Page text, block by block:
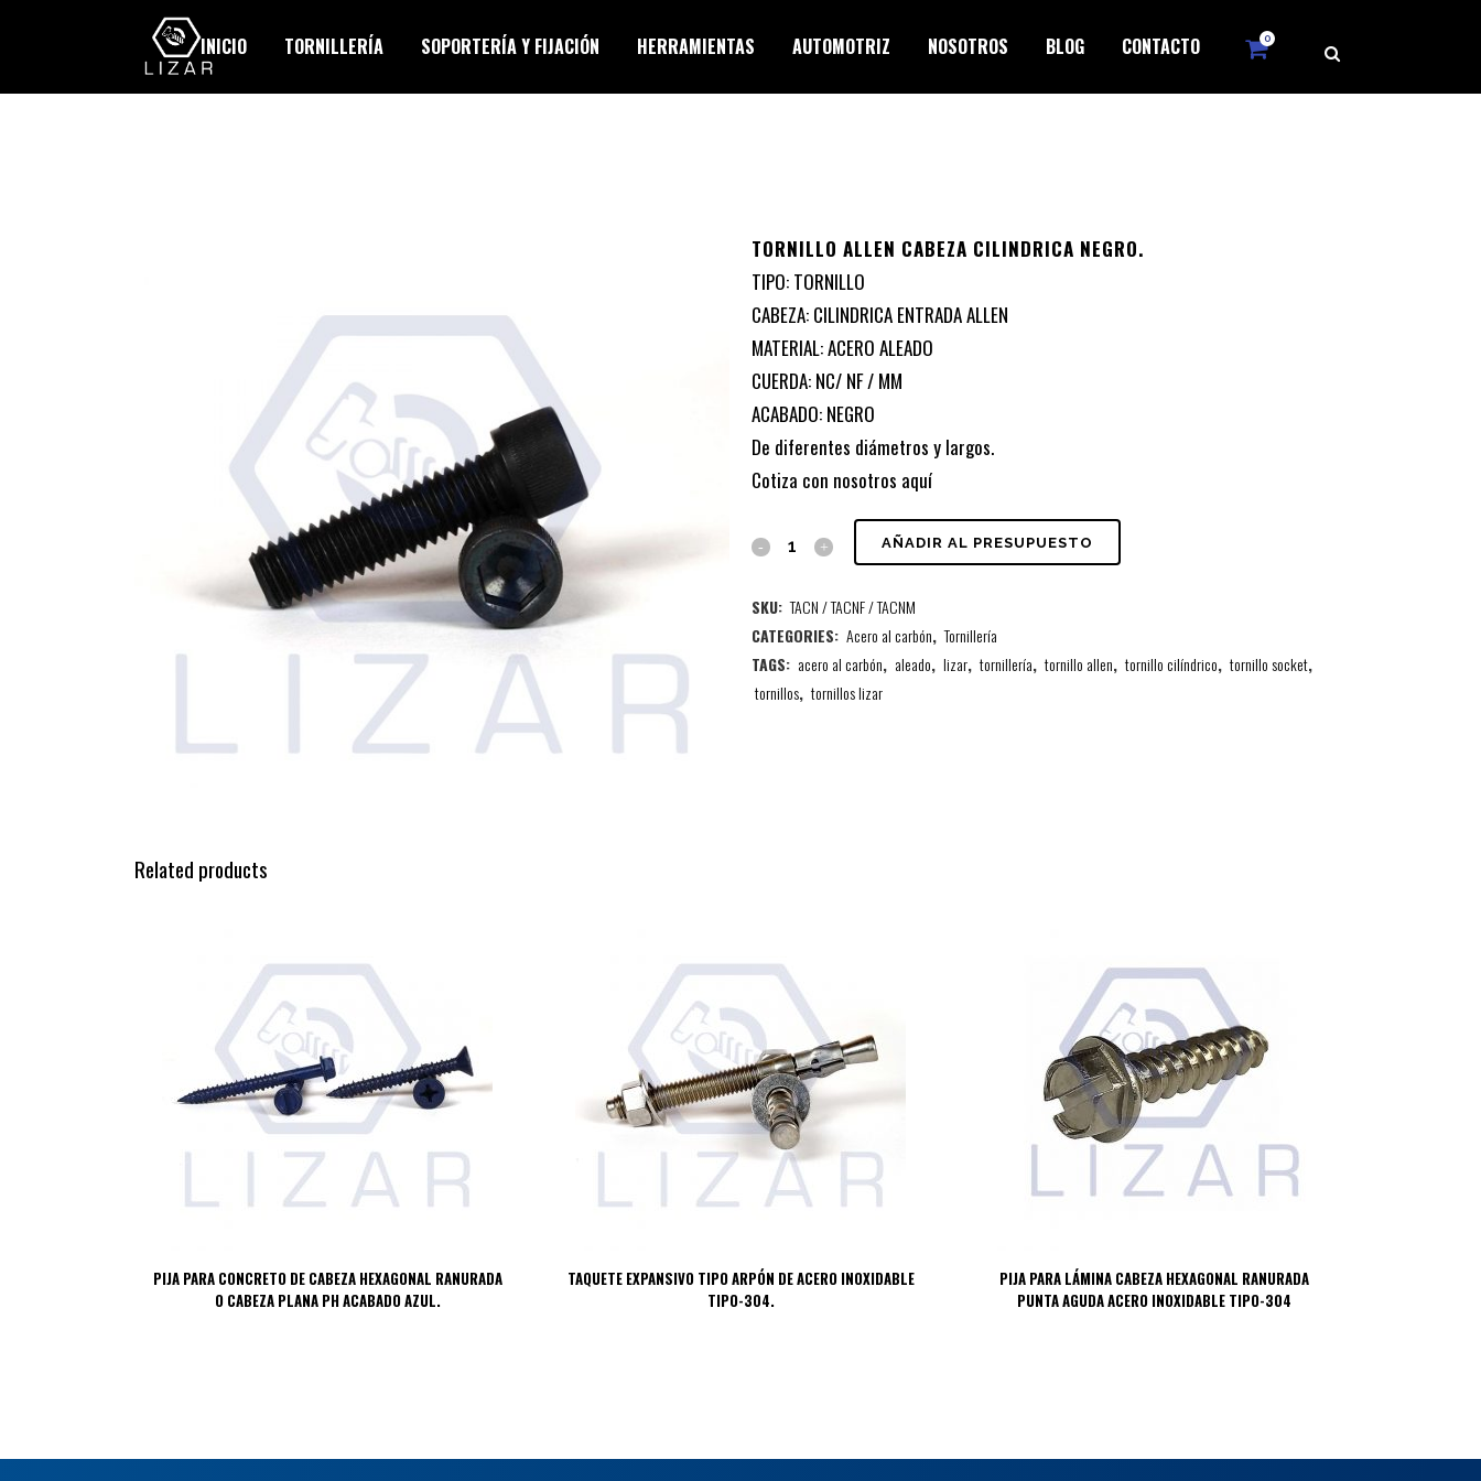
0
INICIO TORNILLERÍA SOPORTERÍA Y FIJACIÓN HERRAMIENTAS AUTOMOTRIZ NOSOTROS BLOG CONTACTO
TORNILLO ALLEN CABEZA CILINDRICA NEGRO.
TIPO: TORNILLO
CABEZA: CILINDRICA ENTRADA ALLEN
MATERIAL: ACERO ALEADO
CUERDA: NC/ NF / MM
ACABADO: NEGRO
De diferentes diámetros y largos.
Cotiza con nosotros aquí
AÑADIR AL PRESUPUESTO
SKU: TACN / TACNF / TACNM
CATEGORIES: Acero al carbón, Tornillería
TAGS: acero al carbón, aleado, lizar, tornillería, tornillo allen, tornillo cilíndrico, tornillo socket,
tornillos, tornillos lizar
Related products
PIJA PARA CONCRETO DE CABEZA HEXAGONAL RANURADA
O CABEZA PLANA PH ACABADO AZUL.
TAQUETE EXPANSIVO TIPO ARPÓN DE ACERO INOXIDABLE
TIPO-304.
PIJA PARA LÁMINA CABEZA HEXAGONAL RANURADA
PUNTA AGUDA ACERO INOXIDABLE TIPO-304